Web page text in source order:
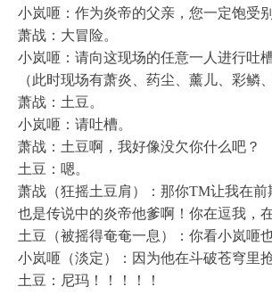
小岚咂：作为炎帝的父亲，您一定饱受
萧战：大冒险。
小岚咂：请向这现场的任意一人进行吐槽
（此时现场有萧炎、药尘、薰儿、彩鳞
萧战：土豆。
小岚咂：请吐槽。
萧战：土豆啊，我好像没欠你什么吧？
土豆：嗯。
萧战（狂摇土豆肩）：那你TM让我在
也是传说中的炎帝他爹啊！你在逗我，
土豆（被摇得奄奄一息）：你看小岚咂
小岚咂（淡定）：因为他在斗破苍穹里
土豆：尼玛！！！！！